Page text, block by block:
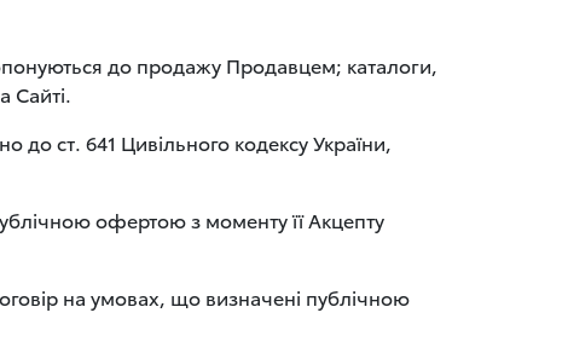
до продажу Продавцем; каталоги,
Сайті.
ст. 641 Цивільного кодексу України,
офертою з моменту її Акцепту
на умовах, що визначені публічною